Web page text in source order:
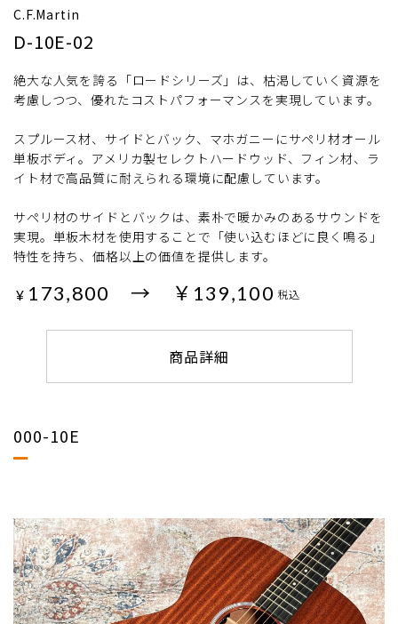
C.F.Martin
D-10E-02
絶大な人気を誇る「ロードシリーズ」は、枯渇していく資源を
考慮しつつ、優れたコストパフォーマンスを実現しています。
スプルース材、サイドとバック、マホガニーにサペリ材オール
単板ボディ。アメリカ製セレクトハードウッド、フィン材、ラ
イト材で高品質に耐えられる環境に配慮しています。
サペリ材のサイドとバックは、素朴で暖かみのあるサウンドを
実現。単板木材を使用することで「使い込むほどに良く鳴る」
特性を持ち、価格以上の価値を提供します。
¥ 173,800 → ￥139,100 税込
商品詳細
000-10E